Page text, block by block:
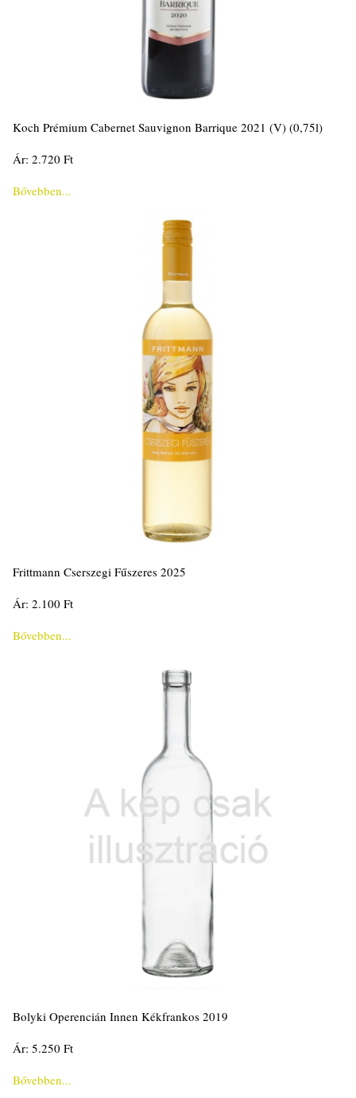
Koch Prémium Cabernet Sauvignon Barrique 2021 (V) (0,75l)
Ár: 2.720 Ft
Bővebben...
Frittmann Cserszegi Fűszeres 2025
Ár: 2.100 Ft
Bővebben...
Bolyki Operencián Innen Kékfrankos 2019
Ár: 5.250 Ft
Bővebben...